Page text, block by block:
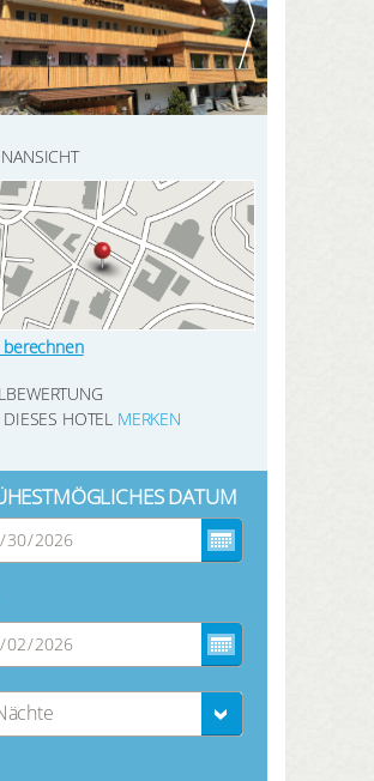
HIER REGISTRIEREN
ANMELDEN
SUCHEN
berechnen
DIESES HOTEL MERKEN
DATUM